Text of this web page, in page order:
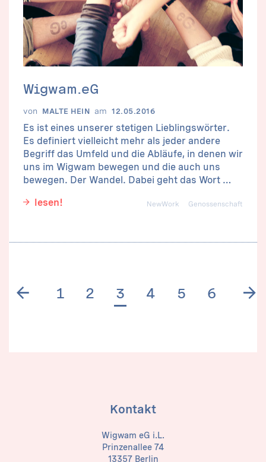
Wigwam.eG
von MALTE HEIN am 12.05.2016
Es ist eines unserer stetigen Lieblingswörter.
Es definiert vielleicht mehr als jeder andere
Begriff das Umfeld und die Abläufe, in denen wir
uns im Wigwam bewegen und die auch uns
bewegen. Der Wandel. Dabei geht das Wort …
lesen!
Genossenschaft
NewWork
Previous page
1 2 3 4 5 6
Kontakt
Wigwam eG i.L.
Prinzenallee 74
13357 Berlin